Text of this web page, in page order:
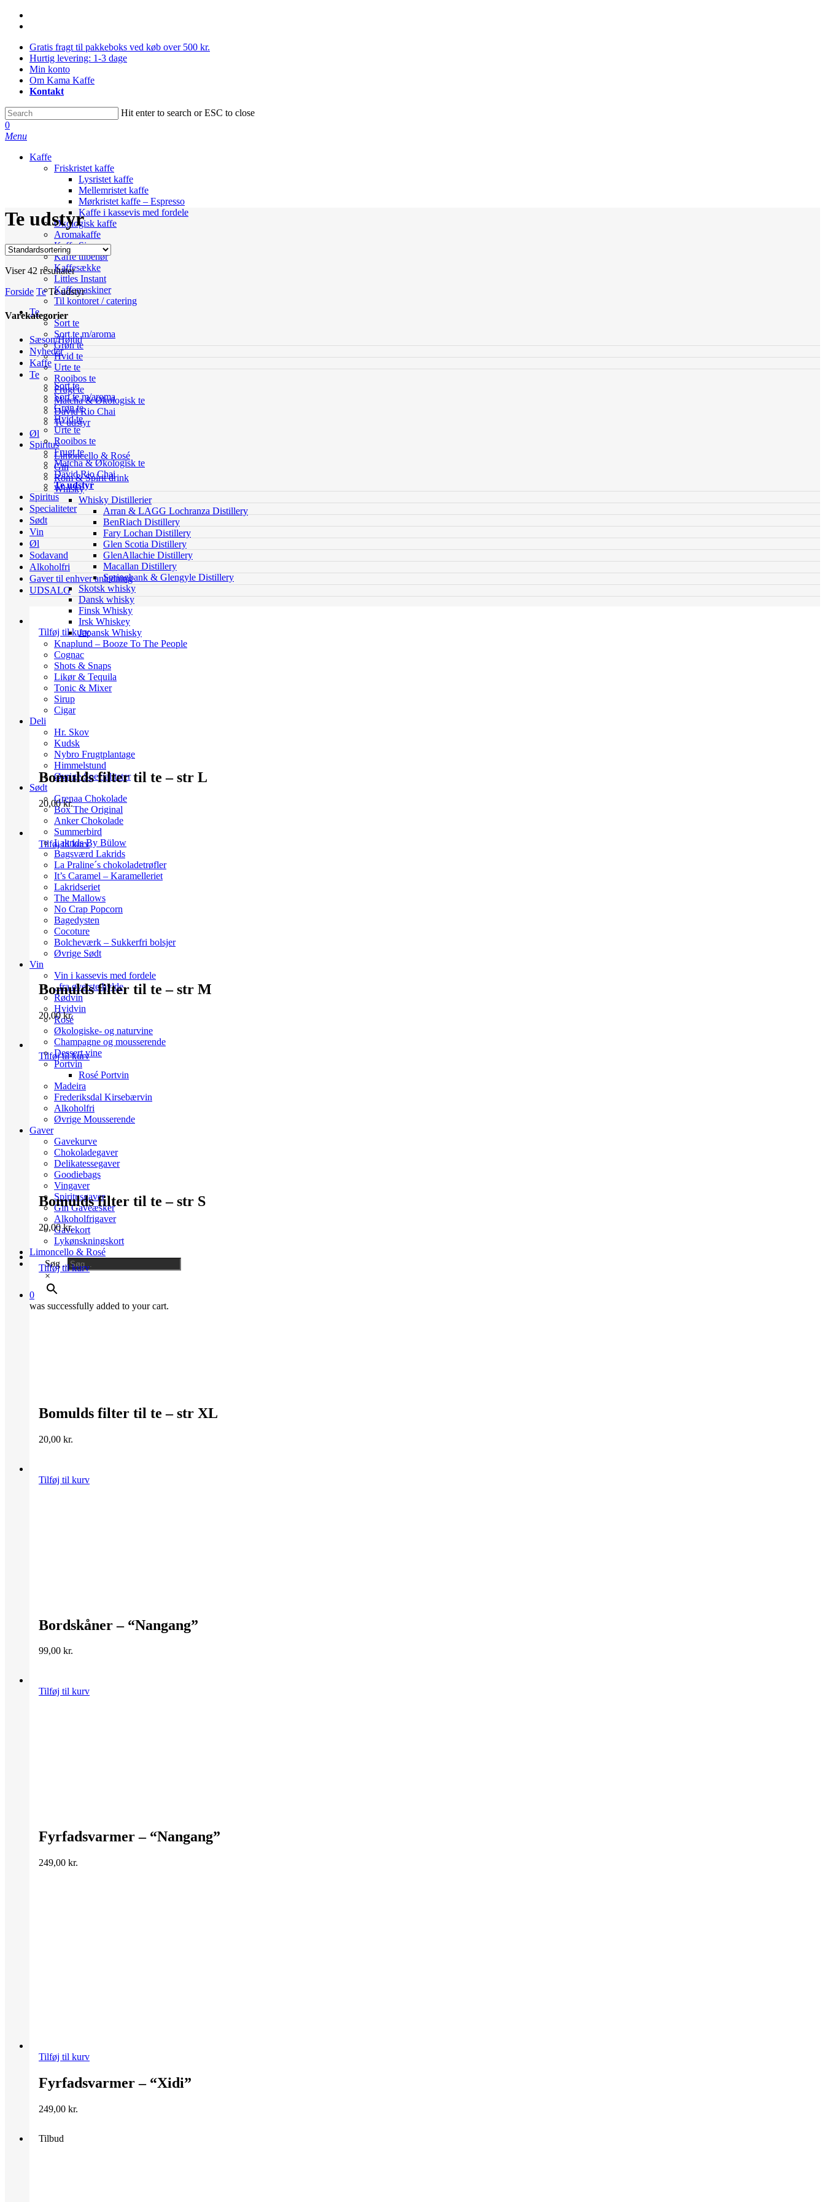
Skip
contentGratis fragt til pakkeboks ved køb over 500 kr.
Hurtig levering: 1-3 dage
Min konto
Om Kama Kaffe
Kontakt
Hit enter to search or ESC to close
Close
Search
0
Menu
Kaffe
Friskristet kaffe
Lysristet kaffe
Mellemristet kaffe
Mørkristet kaffe – Espresso
Kaffe i kassevis med fordele
Økologisk kaffe
Aromakaffe
Kaffe Sirup
Kaffe tilbehør
Kaffesække
Littles Instant
Kaffemaskiner
Til kontoret / catering
Te
Sort te
Sort te m/aroma
Grøn te
Hvid te
Urte te
Rooibos te
Frugt te
Matcha & Økologisk te
David Rio Chai
Te udstyr
Øl
Spiritus
Limoncello & Rosé
Gin
Rom & Spirit drink
Whisky
Whisky Distillerier
Arran & LAGG Lochranza Distillery
BenRiach Distillery
Fary Lochan Distillery
Glen Scotia Distillery
GlenAllachie Distillery
Macallan Distillery
Springbank & Glengyle Distillery
Skotsk whisky
Dansk whisky
Finsk Whisky
Irsk Whiskey
Japansk Whisky
Knaplund – Booze To The People
Cognac
Shots & Snaps
Likør & Tequila
Tonic & Mixer
Sirup
Cigar
Deli
Hr. Skov
Kudsk
Nybro Frugtplantage
Himmelstund
Øvrige Specialiteter
Sødt
Grenaa Chokolade
Box The Original
Anker Chokolade
Summerbird
Lakrids By Bülow
Bagsværd Lakrids
La Praline´s chokoladetrøfler
It’s Caramel – Karamelleriet
Lakridseriet
The Mallows
No Crap Popcorn
Bagedysten
Cocoture
Bolcheværk – Sukkerfri bolsjer
Øvrige Sødt
Vin
Vin i kassevis med fordele
..fra øverste hylde
Rødvin
Hvidvin
Rosé
Økologiske- og naturvine
Champagne og mousserende
Dessert vine
Portvin
Rosé Portvin
Madeira
Frederiksdal Kirsebærvin
Alkoholfri
Øvrige Mousserende
Gaver
Gavekurve
Chokoladegaver
Delikatessegaver
Goodiebags
Vingaver
Spiritusgaver
Gin Gaveæsker
Alkoholfrigaver
Gavekort
Lykønskningskort
Limoncello & Rosé
Søg ..
×
0
was successfully added to your cart.
Te udstyr
Viser 42 resultater
Forside Te Te udstyr
Varekategorier
Sæson/Højtid
Nyheder
Kaffe
Te
Sort te
Sort te m/aroma
Grøn te
Hvid te
Urte te
Rooibos te
Frugt te
Matcha & Økologisk te
David Rio Chai
Te udstyr
Spiritus
Specialiteter
Sødt
Vin
Øl
Sodavand
Alkoholfri
Gaver til enhver anledning
UDSALG
Tilføj til kurv
Bomulds filter til te – str L
20,00kr.
Tilføj til kurv
Bomulds filter til te – str M
20,00kr.
Tilføj til kurv
Bomulds filter til te – str S
20,00kr.
Tilføj til kurv
Bomulds filter til te – str XL
20,00 kr.
Tilføj til kurv
Bordskåner – “Nangang”
99,00 kr.
Tilføj til kurv
Fyrfadsvarmer – “Nangang”
249,00 kr.
Tilføj til kurv
Fyrfadsvarmer – “Xidi”
249,00 kr.
Tilbud